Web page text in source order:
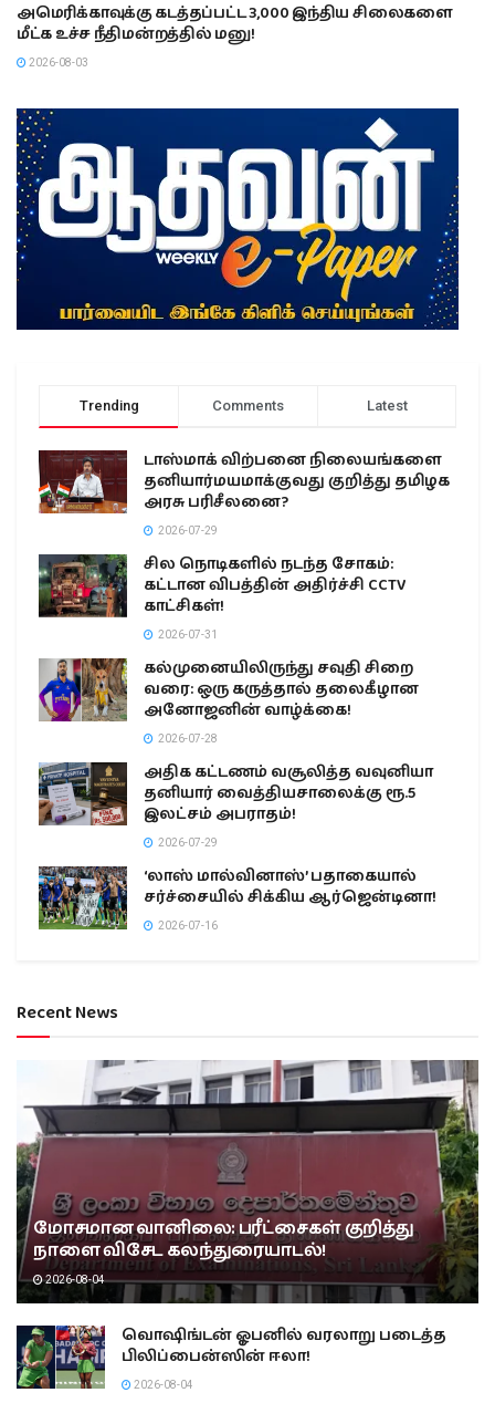
அமெரிக்காவுக்கு கடத்தப்பட்ட 3,000 இந்திய சிலைகளை
மீட்க உச்ச நீதிமன்றத்தில் மனு!
2026-08-03
Trending Comments Latest
டாஸ்மாக் விற்பனை நிலையங்களை
தனியார்மயமாக்குவது குறித்து தமிழக
அரசு பரிசீலனை?
2026-07-29
சில நொடிகளில் நடந்த சோகம்:
கட்டான விபத்தின் அதிர்ச்சி CCTV
காட்சிகள்!
2026-07-31
கல்முனையிலிருந்து சவுதி சிறை
வரை: ஒரு கருத்தால் தலைகீழான
அனோஜனின் வாழ்க்கை!
2026-07-28
அதிக கட்டணம் வசூலித்த வவுனியா
தனியார் வைத்தியசாலைக்கு ரூ.5
இலட்சம் அபராதம்!
2026-07-29
‘லாஸ் மால்வினாஸ்’ பதாகையால்
சர்ச்சையில் சிக்கிய ஆர்ஜென்டினா!
2026-07-16
Recent News
மோசமான வானிலை: பரீட்சைகள் குறித்து
நாளை விசேட கலந்துரையாடல்!
2026-08-04
வொஷிங்டன் ஓபனில் வரலாறு படைத்த
பிலிப்பைன்ஸின் ஈலா!
2026-08-04